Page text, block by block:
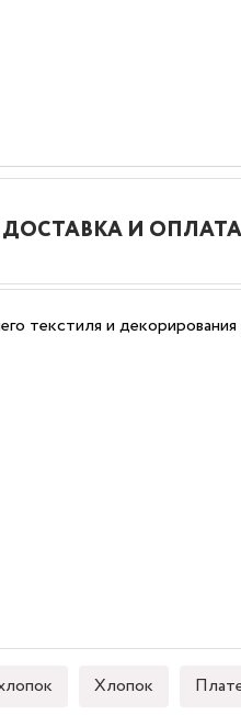
ДОСТАВКА И ОПЛАТА
текстиля и декорирования
Хлопок